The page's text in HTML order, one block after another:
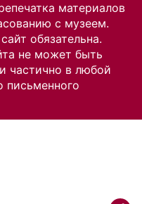
материалов
с музеем.
обязательна.
не может быть
частично в любой
письменного